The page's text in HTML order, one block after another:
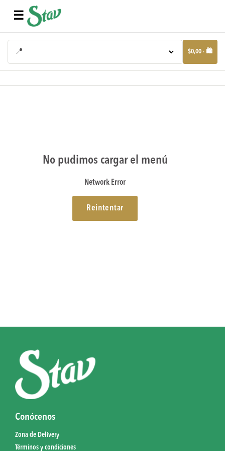
☰
📍 $0,00 · 🛍️
No pudimos cargar el menú
Network Error
Reintentar
Conócenos
Zona de Delivery
Términos y condiciones